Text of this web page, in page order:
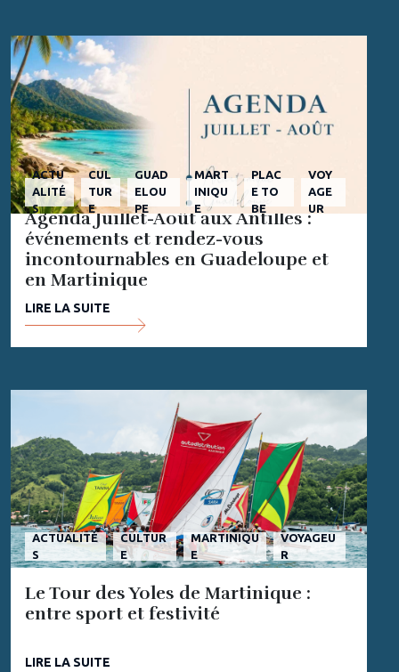
ACTU
ALITÉ
S
CUL
TUR
E
GUAD
ELOU
PE
MART
INIQU
E
PLAC
E TO
BE
VOY
AGE
UR
Agenda Juillet-Août aux Antilles :
événements et rendez-vous
incontournables en Guadeloupe et
en Martinique
LIRE LA SUITE
ACTUALITÉ
S
CULTUR
E
MARTINIQU
E
VOYAGEU
R
Le Tour des Yoles de Martinique :
entre sport et festivité
LIRE LA SUITE